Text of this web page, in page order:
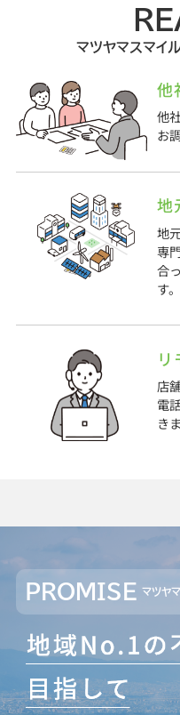
マツヤマスマイ
他
他
お
地
地
専
合
す。
店
電
き
PROMISE マツヤ